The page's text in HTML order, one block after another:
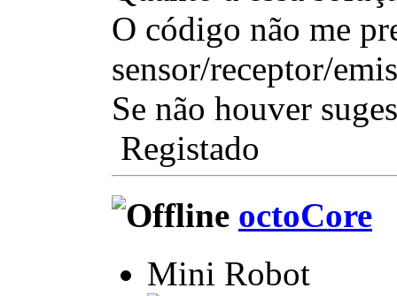
O código não me
sensor/receptor/
Se não houver
Registado
octoCore
Mini Robot